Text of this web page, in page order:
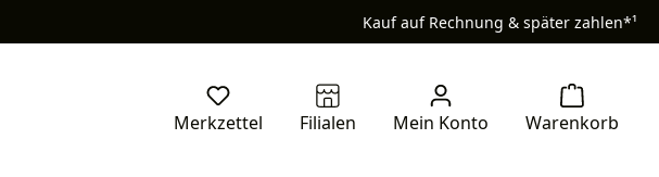
Kauf auf Rechnung & später zahlen*¹